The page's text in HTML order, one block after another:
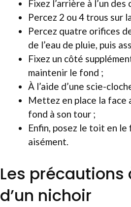
Fixez l’arrière à l’un
Percez 2 ou 4 trous sur
Percez quatre orifices
de l’eau de pluie, puis
Fixez un côté
maintenir le fond ;
À l’aide d’une scie-
Mettez en place la face
fond à son tour ;
Enfin, posez le toit en
aisément.
Les
d’un nichoir